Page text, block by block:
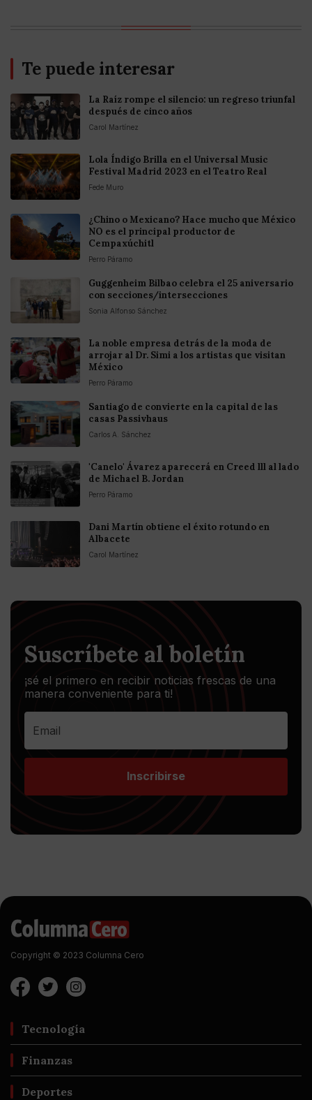
Te puede interesar
La Raíz rompe el silencio: un regreso triunfal
después de cinco años
Carol Martínez
Lola Índigo Brilla en el Universal Music
Festival Madrid 2023 en el Teatro Real
Fede Muro
¿Chino o Mexicano? Hace mucho que México
NO es el principal productor de
Cempaxúchitl
Perro Páramo
Guggenheim Bilbao celebra el 25 aniversario
con secciones/intersecciones
Sonia Alfonso Sánchez
La noble empresa detrás de la moda de
arrojar al Dr. Simi a los artistas que visitan
México
Perro Páramo
Santiago de convierte en la capital de las
casas Passivhaus
Carlos A. Sánchez
'Canelo' Ávarez aparecerá en Creed lll al lado
de Michael B. Jordan
Perro Páramo
Dani Martín obtiene el éxito rotundo en
Albacete
Carol Martínez
Suscríbete al boletín
¡sé el primero en recibir noticias frescas de una
manera conveniente para ti!
Inscribirse
Copyright © 2023 Columna Cero
Tecnología
Finanzas
Deportes